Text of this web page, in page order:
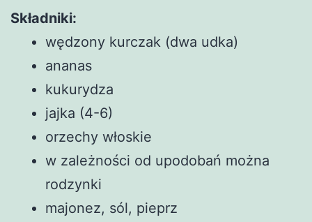
Składniki:
wędzony kurczak (dwa udka)
ananas
kukurydza
jajka (4-6)
orzechy włoskie
w zależności od upodobań można
rodzynki
majonez, sól, pieprz